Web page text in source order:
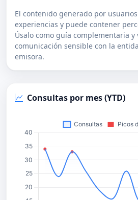
El contenido generado por
experiencias y puede contener
Úsalo como guía complementaria
comunicación sensible con la
emisora.
Consultas por mes (YTD)